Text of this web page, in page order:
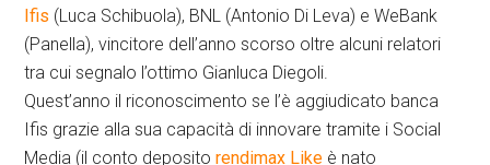
Ifis (Luca Schibuola), BNL (Antonio Di Leva) e WeBank
(Panella), vincitore dell’anno scorso oltre alcuni relatori
tra cui segnalo l’ottimo Gianluca Diegoli.
Quest’anno il riconoscimento se l’è aggiudicato banca
Ifis grazie alla sua capacità di innovare tramite i Social
Media (il conto depositorendimax Like è nato